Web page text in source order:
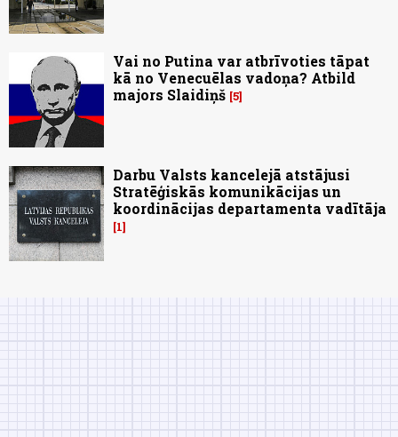
Vai no Putina var atbrīvoties tāpat
kā no Venecuēlas vadoņa? Atbild
majors Slaidiņš 5
Darbu Valsts kancelejā atstājusi
Stratēģiskās komunikācijas un
koordinācijas departamenta vadītāja
1